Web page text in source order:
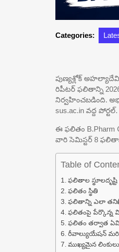
Categories:
పుణ్యశ్లోక్
రిపీటర్ ఫలితాన్ని
నిర్వహించబడింది.
sus.ac.in వద్ద పోర్టల్.
ఈ ఫలితం B.Pharm
వారి సెమిస్టర్ 8
Table of
ఫలితాల స్థూలదృష్టి
ఫలితం స్థితి
ఫలితాన్ని ఎలా
ఫలితంపై పేర్కొన్న
ఫలితం తర్వాత
రీవాల్యుయేషన్
ముఖ్యమైన లింకులు